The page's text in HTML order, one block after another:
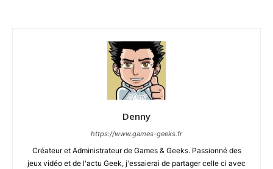
Denny
https://www.games-geeks.fr
Créateur et Administrateur de Games & Geeks. Passionné des
jeux vidéo et de l'actu Geek, j'essaierai de partager celle ci avec